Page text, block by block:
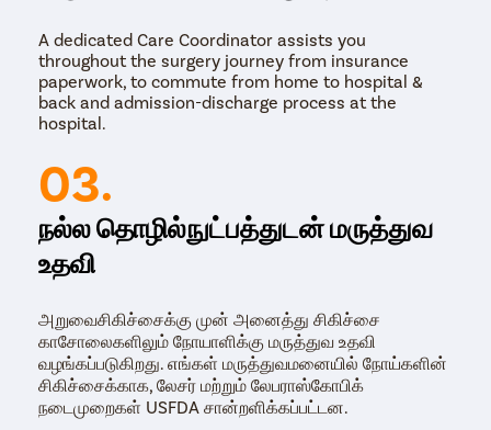
A dedicated Care Coordinator assists you
throughout the surgery journey from insurance
paperwork, to commute from home to hospital &
back and admission-discharge process at the
hospital.
03.
நல்ல தொழில்நுட்பத்துடன் மருத்துவ
உதவி
அறுவைசிகிச்சைக்கு முன் அனைத்து சிகிச்சை
காசோலைகளிலும் நோயாளிக்கு மருத்துவ உதவி
வழங்கப்படுகிறது. எங்கள் மருத்துவமனையில் நோய்களின்
சிகிச்சைக்காக, லேசர் மற்றும் லேபராஸ்கோபிக்
நடைமுறைகள் USFDA சான்றளிக்கப்பட்டன.